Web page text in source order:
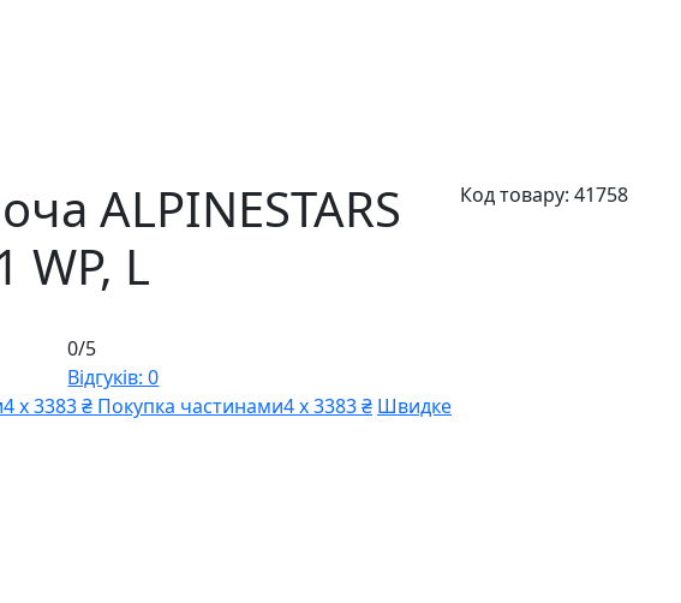
ALPINESTARS
WP, L
Код товару: 41758
0/5
Відгуків: 0
4 х 3383 ₴ Покупка частинами4 х 3383 ₴ Швидке